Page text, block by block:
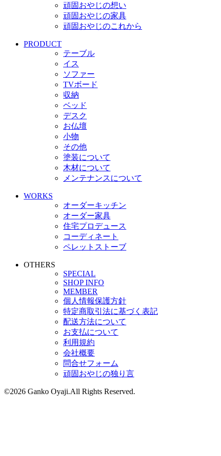
頑固おやじの想い
頑固おやじの家具
頑固おやじのこれから
PRODUCT
テーブル
イス
ソファー
TVボード
収納
ベッド
デスク
お仏壇
小物
その他
塗装について
木材について
メンテナンスについて
WORKS
オーダーキッチン
オーダー家具
住宅プロデュース
コーディネート
ペレットストーブ
OTHERS
SPECIAL
SHOP INFO
MEMBER
個人情報保護方針
特定商取引法に基づく表記
配送方法について
お支払について
利用規約
会社概要
問合せフォーム
頑固おやじの独り言
©2026 Ganko Oyaji.All Rights Reserved.